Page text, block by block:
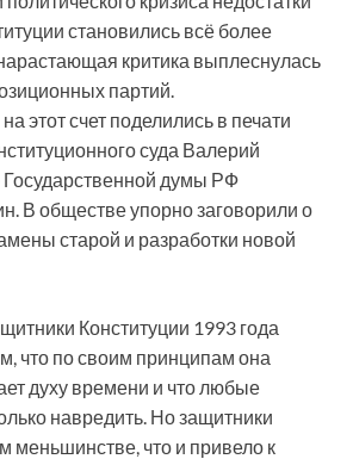
становились всё более
критика выплеснулась
партий.
этот счет поделились в печати
суда Валерий
Государственной думы РФ
В обществе упорно заговорили о
старой и разработки новой
Конституции 1993 года
что по своим принципам она
духу времени и что любые
навредить. Но защитники
меньшинстве, что и привело к